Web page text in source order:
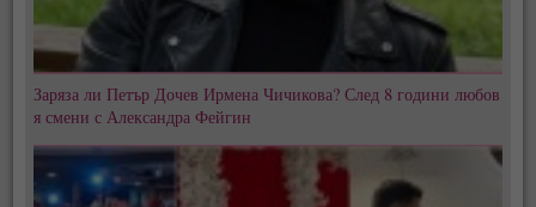
Заряза ли Петър Дочев Ирмена Чичикова? След 8 години любов
я смени с Александра Фейгин